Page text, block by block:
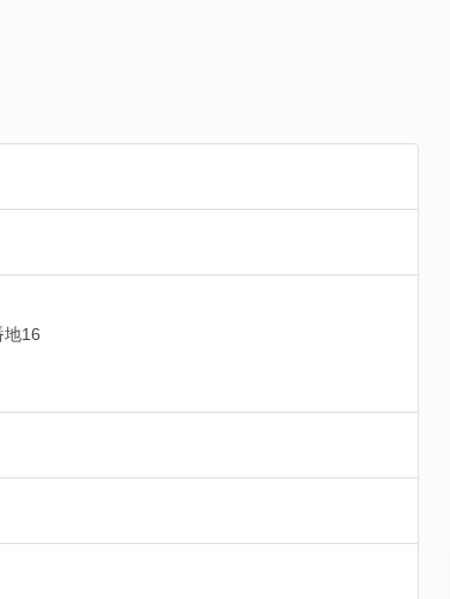
地16